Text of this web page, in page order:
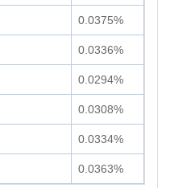
0.0375%
0.0336%
0.0294%
0.0308%
0.0334%
0.0363%